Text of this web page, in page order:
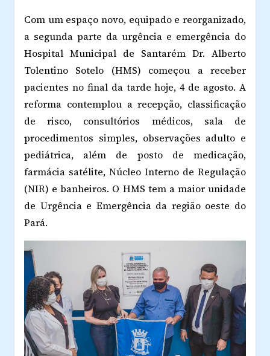
Com um espaço novo, equipado e reorganizado,
a segunda parte da urgência e emergência do
Hospital Municipal de Santarém Dr. Alberto
Tolentino Sotelo (HMS) começou a receber
pacientes no final da tarde hoje, 4 de agosto. A
reforma contemplou a recepção, classificação
de risco, consultórios médicos, sala de
procedimentos simples, observações adulto e
pediátrica, além de posto de medicação,
farmácia satélite, Núcleo Interno de Regulação
(NIR) e banheiros. O HMS tem a maior unidade
de Urgência e Emergência da região oeste do
Pará.